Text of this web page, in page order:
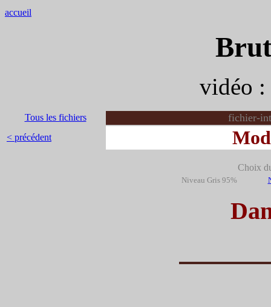
accueil
vidéo :
Tous les fichiers fichier-
< précédent
Choix
Niveau Gris 95%